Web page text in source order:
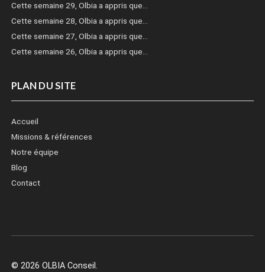
Cette semaine 29, Olbia a appris que…
Cette semaine 28, Olbia a appris que…
Cette semaine 27, Olbia a appris que…
Cette semaine 26, Olbia a appris que…
PLAN DU SITE
Accueil
Missions & références
Notre équipe
Blog
Contact
© 2026 OLBIA Conseil.